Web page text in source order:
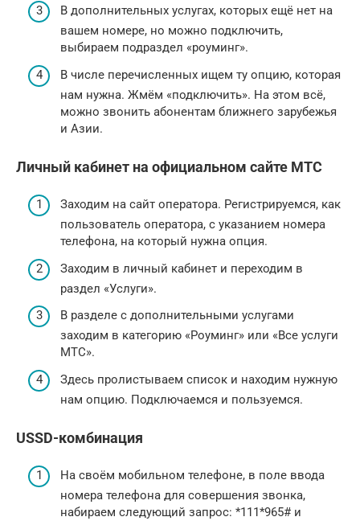
В дополнительных услугах, которых ещё нет на
вашем номере, но можно подключить,
выбираем подраздел «роуминг».
В числе перечисленных ищем ту опцию, которая
нам нужна. Жмём «подключить». На этом всё,
можно звонить абонентам ближнего зарубежья
и Азии.
Личный кабинет на официальном сайте МТС
Заходим на сайт оператора. Регистрируемся, как
пользователь оператора, с указанием номера
телефона, на который нужна опция.
Заходим в личный кабинет и переходим в
раздел «Услуги».
В разделе с дополнительными услугами
заходим в категорию «Роуминг» или «Все услуги
МТС».
Здесь пролистываем список и находим нужную
нам опцию. Подключаемся и пользуемся.
USSD-комбинация
На своём мобильном телефоне, в поле ввода
номера телефона для совершения звонка,
набираем следующий запрос: *111*965# и